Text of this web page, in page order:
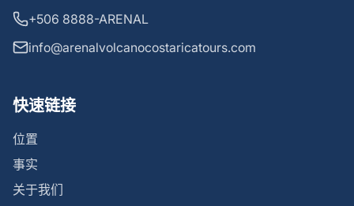
+506 8888-ARENAL
info@arenalvolcanocostaricatours.com
快速链接
位置
事实
关于我们